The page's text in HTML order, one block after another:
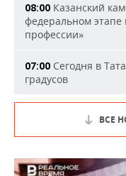
08:00 Казанский
федеральном
профессии»
07:00 Сегодня в
градусов
ВСЕ